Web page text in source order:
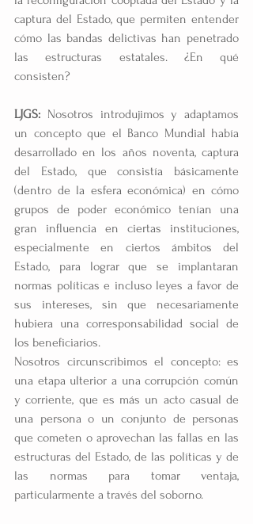
captura del Estado, que permiten entender
cómo las bandas delictivas han penetrado
las estructuras estatales. ¿En qué
consisten?
LJGS: Nosotros introdujimos y adaptamos
un concepto que el Banco Mundial había
desarrollado en los años noventa, captura
del Estado, que consistía básicamente
(dentro de la esfera económica) en cómo
grupos de poder económico tenían una
gran influencia en ciertas instituciones,
especialmente en ciertos ámbitos del
Estado, para lograr que se implantaran
normas políticas e incluso leyes a favor de
sus intereses, sin que necesariamente
hubiera una corresponsabilidad social de
los beneficiarios.
Nosotros circunscribimos el concepto: es
una etapa ulterior a una corrupción común
y corriente, que es más un acto casual de
una persona o un conjunto de personas
que cometen o aprovechan las fallas en las
estructuras del Estado, de las políticas y de
las normas para tomar ventaja,
particularmente a través del soborno.